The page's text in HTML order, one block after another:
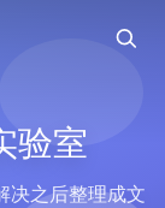
验室
决之后整理成文